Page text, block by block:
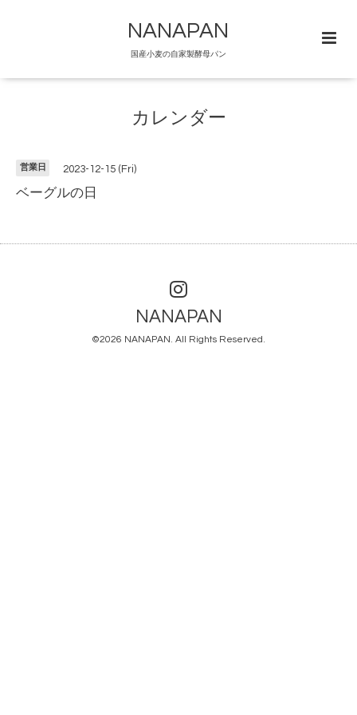
NANAPAN
国産小麦の自家製酵母パン
カレンダー
営業日 2023-12-15 (Fri)
ベーグルの日
NANAPAN
©2026 NANAPAN. All Rights Reserved.